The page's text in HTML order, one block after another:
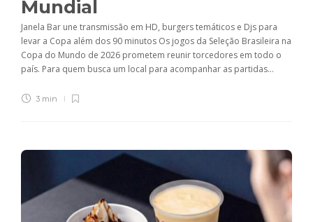
Mundial
Janela Bar une transmissão em HD, burgers temáticos e Djs para
levar a Copa além dos 90 minutos Os jogos da Seleção Brasileira na
Copa do Mundo de 2026 prometem reunir torcedores em todo o
país. Para quem busca um local para acompanhar as partidas...
3 min